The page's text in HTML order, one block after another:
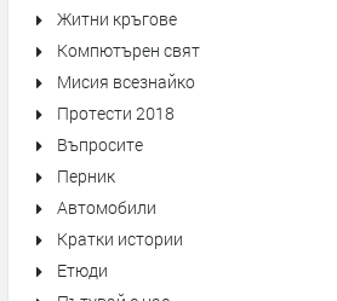
Житни кръгове
Компютърен свят
Мисия всезнайко
Протести 2018
Въпросите
Перник
Автомобили
Кратки истории
Етюди